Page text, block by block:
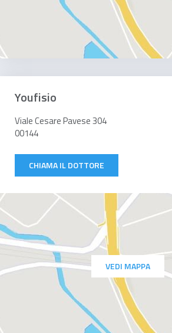
Youfisio
Viale Cesare Pavese 304
00144
CHIAMA IL DOTTORE
VEDI MAPPA